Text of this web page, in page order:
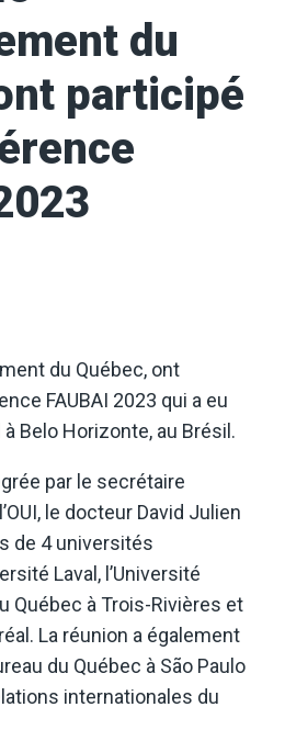
du
participé
du Québec, ont
FAUBAI 2023 qui a eu
à Belo Horizonte, au Brésil.
par le secrétaire
le docteur David Julien
de 4 universités
Laval, l’Université
Québec à Trois-Rivières et
La réunion a également
du Québec à São Paulo
internationales du